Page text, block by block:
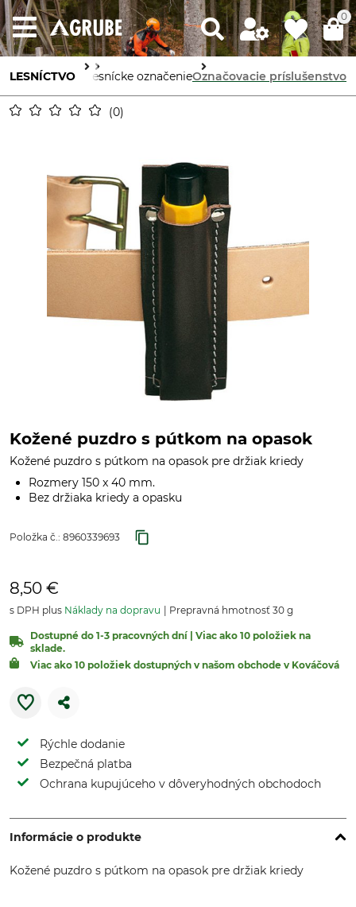
0
LESNÍCTVO
potreby Lesnícke označenieOznačovacie príslušenstvo
0
Kožené puzdro s pútkom na opasok
Kožené puzdro s pútkom na opasok pre držiak kriedy
Rozmery 150 x 40 mm.
Bez držiaka kriedy a opasku
Položka č.: 8960339693
8,50 €
s DPH plus Náklady na dopravu Prepravná hmotnosť 30 g
Dostupné do 1-3 pracovných dní | Viac ako 10 položiek na
sklade.
Viac ako 10 položiek dostupných v našom obchode v Kováčová
Rýchle dodanie
Bezpečná platba
Ochrana kupujúceho v dôveryhodných obchodoch
Informácie o produkte
Kožené puzdro s pútkom na opasok pre držiak kriedy